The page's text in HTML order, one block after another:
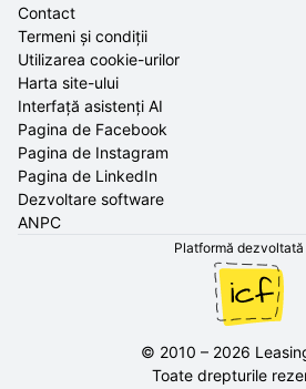
Contact
Termeni și condiții
Utilizarea cookie-urilor
Harta site-ului
Interfață asistenți AI
Pagina de Facebook
Pagina de Instagram
Pagina de LinkedIn
Dezvoltare software
ANPC
Platformă dezvoltată
© 2010 – 2026
Toate drepturile